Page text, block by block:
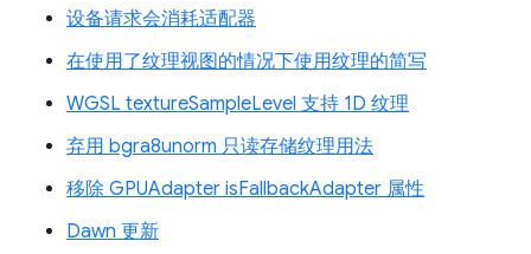
设备请求会消耗适配器
在使用了纹理视图的情况下使用纹理的简写
WGSL textureSampleLevel 支持 1D 纹理
弃用 bgra8unorm 只读存储纹理用法
移除 GPUAdapter isFallbackAdapter 属性
Dawn 更新